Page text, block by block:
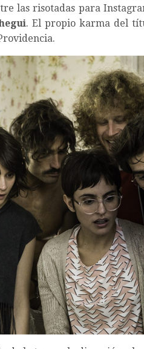
las risotadas para
. El propio karma del